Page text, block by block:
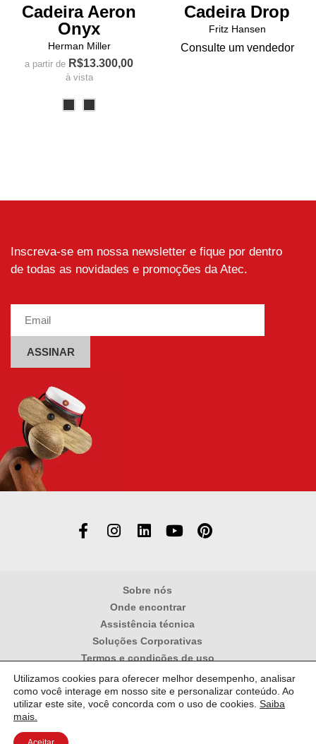
Cadeira Aeron
Onyx
Herman Miller
a partir de R$13.300,00
à vista
Este
produto
opções
escolhidas
na
Cadeira Drop
Fritz Hansen
Consulte um vendedor
Inscreva-se em nossa newsletter e fique por dentro
de todas as novidades e promoções da Atec.
Alternative:
Sobre nós
Onde encontrar
Assistência técnica
Soluções Corporativas
Termos e condições de uso
Política de privacidade
ATEC COMERCIO IMPORTAÇÃO E REPRESENTAÇÃO LTDA – CNPJ:
57.954.687/0001-11
Utilizamos cookies para oferecer melhor desempenho, analisar
como você interage em nosso site e personalizar conteúdo. Ao
utilizar este site, você concorda com o uso de cookies. Saiba
mais.